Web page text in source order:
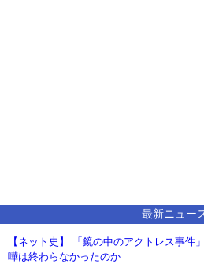
最新ニュー
【ネット史】 「鏡の中のアクトレス事件
嘩は終わらなかったのか